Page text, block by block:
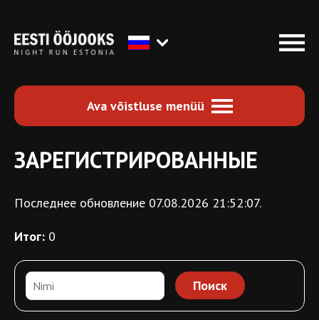
Ava võistluse menüü
ЗАРЕГИСТРИРОВАННЫЕ
Последнее обновление 07.08.2026 21:52:07.
Итог: 0